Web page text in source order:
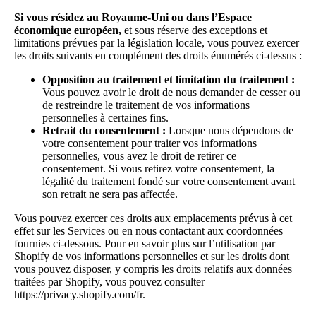
Si vous résidez au Royaume-Uni ou dans l’Espace
économique européen, et sous réserve des exceptions et
limitations prévues par la législation locale, vous pouvez exercer
les droits suivants en complément des droits énumérés ci-dessus :
Opposition au traitement et limitation du traitement :
Vous pouvez avoir le droit de nous demander de cesser ou
de restreindre le traitement de vos informations
personnelles à certaines fins.
Retrait du consentement : Lorsque nous dépendons de
votre consentement pour traiter vos informations
personnelles, vous avez le droit de retirer ce
consentement. Si vous retirez votre consentement, la
légalité du traitement fondé sur votre consentement avant
son retrait ne sera pas affectée.
Vous pouvez exercer ces droits aux emplacements prévus à cet
effet sur les Services ou en nous contactant aux coordonnées
fournies ci-dessous. Pour en savoir plus sur l’utilisation par
Shopify de vos informations personnelles et sur les droits dont
vous pouvez disposer, y compris les droits relatifs aux données
traitées par Shopify, vous pouvez consulter
https://privacy.shopify.com/fr.